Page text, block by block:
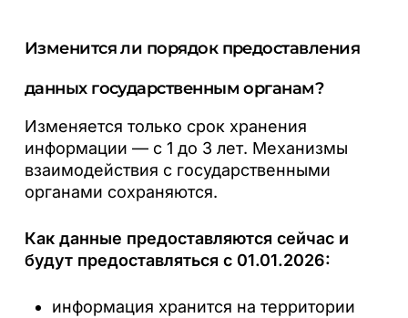
Изменится ли порядок предоставления
данных государственным органам?
Изменяется только срок хранения
информации — с 1 до 3 лет. Механизмы
взаимодействия с государственными
органами сохраняются.
Как данные предоставляются сейчас и
будут предоставляться с 01.01.2026:
информация хранится на территории